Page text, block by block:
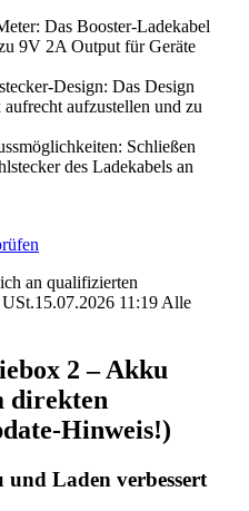
Das Booster-Ladekabel
9V 2A Output für Geräte
Design: Das Design
aufzustellen und zu
Schließen
des Ladekabels an
an qualifizierten
11:19 Alle
2 – Akku
direkten
Hinweis!)
Laden verbessert